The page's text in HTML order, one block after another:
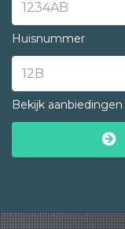
Huisnummer
Bekijk aanbiedingen